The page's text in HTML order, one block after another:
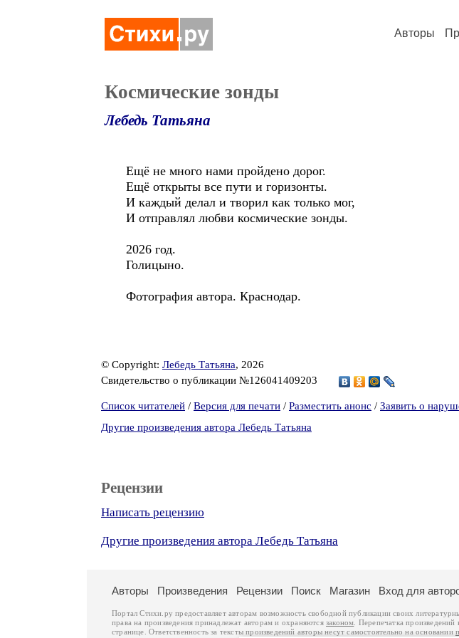
Авторы
Космические зонды
Лебедь Татьяна
Ещё не много нами пройдено дорог.
Ещё открыты все пути и горизонты.
И каждый делал и творил как только мог,
И отправлял любви космические зонды.
2026 год.
Голицыно.
Фотография автора. Краснодар.
© Copyright: Лебедь Татьяна, 2026
Свидетельство о публикации №126041409203
Список читателей / Версия для печати / Разместить анонс / Заявить о
Другие произведения автора Лебедь Татьяна
Рецензии
Написать рецензию
Другие произведения автора Лебедь Татьяна
Авторы Произведения Рецензии Поиск Магазин Вход для
Портал Стихи.ру предоставляет авторам возможность свободной публикации своих
права на произведения принадлежат авторам и охраняются законом . Перепечатка
странице. Ответственность за тексты произведений авторы несут самостоятельно на основании